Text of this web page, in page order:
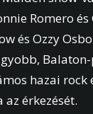
Romero és
és Ozzy
hazai rock
az érkezését.